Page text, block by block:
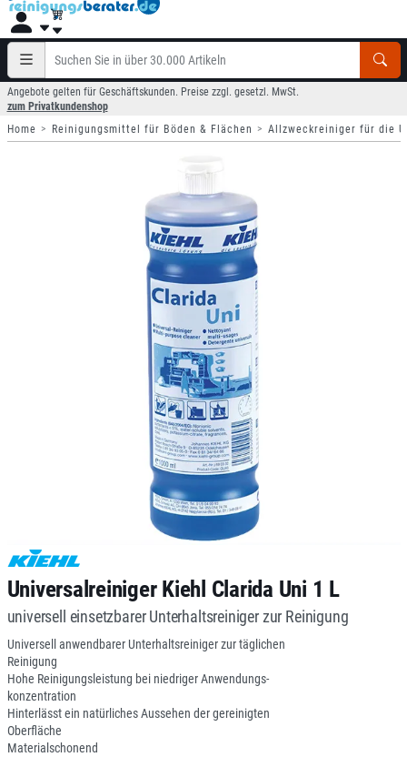
Angebote gelten für Geschäftskunden. Preise zzgl. gesetzl. MwSt.
zum Privatkundenshop
Home
Reinigungsmittel für Böden & Flächen Allzweckreiniger für die
Universalreiniger Kiehl Clarida Uni 1 L
universell einsetzbarer Unterhaltsreiniger zur Reinigung
Universell anwendbarer Unterhaltsreiniger zur täglichen
Reinigung
Hohe Reinigungsleistung bei niedriger Anwendungs-
konzentration
Hinterlässt ein natürliches Aussehen der gereinigten
Oberfläche
Materialschonend